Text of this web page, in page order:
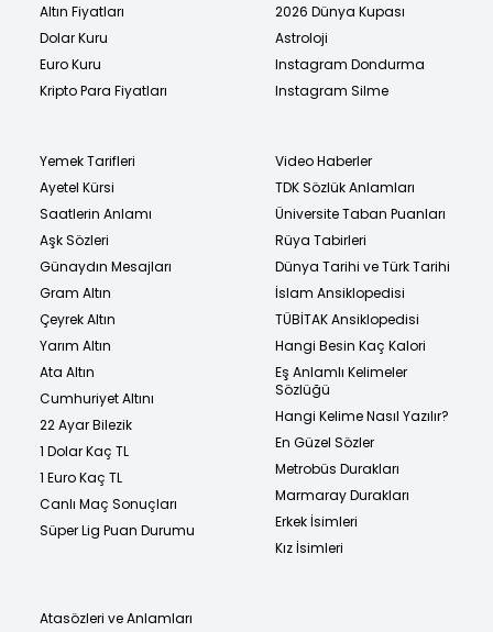
Altın Fiyatları
Dolar Kuru
Euro Kuru
Kripto Para Fiyatları
2026 Dünya Kupası
Astroloji
Instagram Dondurma
Instagram Silme
Yemek Tarifleri
Ayetel Kürsi
Saatlerin Anlamı
Aşk Sözleri
Günaydın Mesajları
Gram Altın
Çeyrek Altın
Yarım Altın
Ata Altın
Cumhuriyet Altını
22 Ayar Bilezik
1 Dolar Kaç TL
1 Euro Kaç TL
Canlı Maç Sonuçları
Süper Lig Puan Durumu
Video Haberler
TDK Sözlük Anlamları
Üniversite Taban Puanları
Rüya Tabirleri
Dünya Tarihi ve Türk Tarihi
İslam Ansiklopedisi
TÜBİTAK Ansiklopedisi
Hangi Besin Kaç Kalori
Eş Anlamlı Kelimeler
Sözlüğü
Hangi Kelime Nasıl Yazılır?
En Güzel Sözler
Metrobüs Durakları
Marmaray Durakları
Erkek İsimleri
Kız İsimleri
Atasözleri ve Anlamları